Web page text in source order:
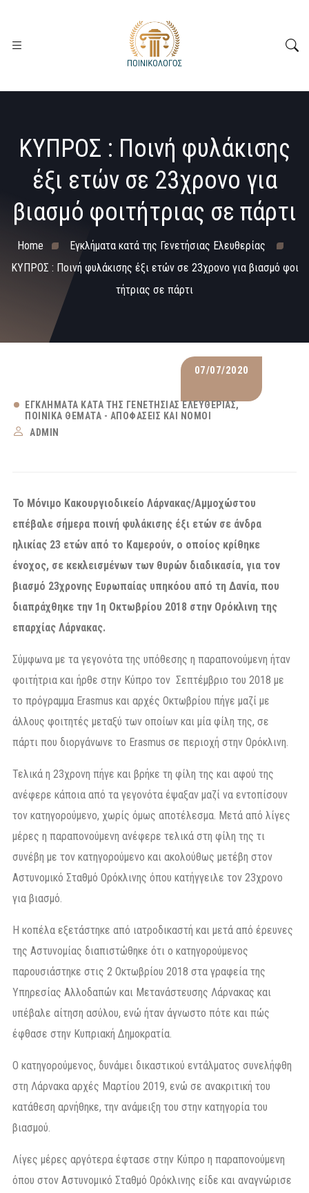
ΚΥΠΡΟΣ : Ποινή φυλάκισης
έξι ετών σε 23χρονο για
βιασμό φοιτήτριας σε πάρτι
Home
Εγκλήματα κατά της Γενετήσιας Ελευθερίας
ΚΥΠΡΟΣ : Ποινή φυλάκισης έξι ετών σε 23χρονο για βιασμό φοι
τήτριας σε πάρτι
07/07/2020
ΕΓΚΛΉΜΑΤΑ ΚΑΤΆ ΤΗΣ ΓΕΝΕΤΉΣΙΑΣ ΕΛΕΥΘΕΡΊΑΣ
ΠΟΙΝΙΚΆ ΘΈΜΑΤΑ - ΑΠΟΦΆΣΕΙΣ ΚΑΙ ΝΌΜΟΙ
ADMIN
Το Μόνιμο Κακουργιοδικείο Λάρνακας/Αμμοχώστου
επέβαλε σήμερα ποινή φυλάκισης έξι ετών σε άνδρα
ηλικίας 23 ετών από το Καμερούν, ο οποίος κρίθηκε
ένοχος, σε κεκλεισμένων των θυρών διαδικασία, για τον
βιασμό 23χρονης Ευρωπαίας υπηκόου από τη Δανία, που
διαπράχθηκε την 1η Οκτωβρίου 2018 στην Ορόκλινη της
επαρχίας Λάρνακας.
Σύμφωνα με τα γεγονότα της υπόθεσης η παραπονούμενη ήταν
φοιτήτρια και ήρθε στην Κύπρο τον Σεπτέμβριο του 2018 με
το πρόγραμμα Erasmus και αρχές Οκτωβρίου πήγε μαζί με
άλλους φοιτητές μεταξύ των οποίων και μία φίλη της, σε
πάρτι που διοργάνωνε το Erasmus σε περιοχή στην Ορόκλινη.
Τελικά η 23χρονη πήγε και βρήκε τη φίλη της και αφού της
ανέφερε κάποια από τα γεγονότα έψαξαν μαζί να εντοπίσουν
τον κατηγορούμενο, χωρίς όμως αποτέλεσμα. Μετά από λίγες
μέρες η παραπονούμενη ανέφερε τελικά στη φίλη της τι
συνέβη με τον κατηγορούμενο και ακολούθως μετέβη στον
Αστυνομικό Σταθμό Ορόκλινης όπου κατήγγειλε τον 23χρονο
για βιασμό.
Η κοπέλα εξετάστηκε από ιατροδικαστή και μετά από έρευνες
της Αστυνομίας διαπιστώθηκε ότι ο κατηγορούμενος
παρουσιάστηκε στις 2 Οκτωβρίου 2018 στα γραφεία της
Υπηρεσίας Αλλοδαπών και Μετανάστευσης Λάρνακας και
υπέβαλε αίτηση ασύλου, ενώ ήταν άγνωστο πότε και πώς
έφθασε στην Κυπριακή Δημοκρατία.
Ο κατηγορούμενος, δυνάμει δικαστικού εντάλματος συνελήφθη
στη Λάρνακα αρχές Μαρτίου 2019, ενώ σε ανακριτική του
κατάθεση αρνήθηκε, την ανάμειξη του στην κατηγορία του
βιασμού.
Λίγες μέρες αργότερα έφτασε στην Κύπρο η παραπονούμενη
όπου στον Αστυνομικό Σταθμό Ορόκλινης είδε και αναγνώρισε